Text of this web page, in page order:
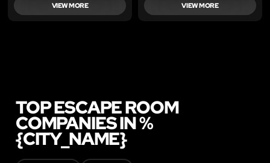
VIEW MORE VIEW MORE
TOP ESCAPE ROOM
COMPANIES IN %
{CITY_NAME}